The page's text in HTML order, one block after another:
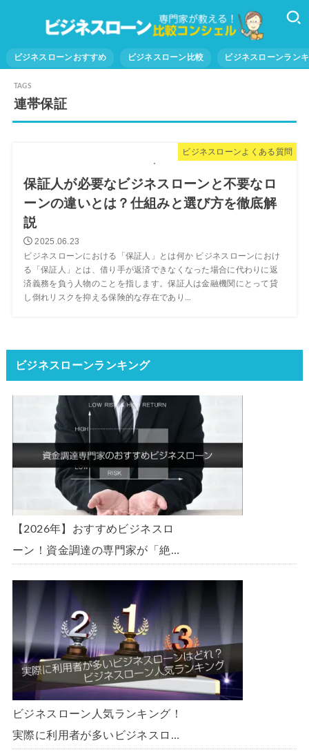
ビジネスローンおすすめ ビジネスローン比較 ビジネスローンラン
連帯保証
ビジネスローンよくある質問
保証人が必要なビジネスローンと不要なロ
ーンの違いとは？仕組みと選び方を徹底解
説
2025.06.23
ビジネスローンにおける「保証人」とは何か ビジネスローンにおけ
る「保証人」とは、借り手が返済できなくなった場合に代わりに返
済義務を負う人物のことを指します。保証人は金融機関にとって貸
し倒れリスクを抑える保険的な存在であり...
ビジネスローンランキング
【2026年】おすすめビジネスロ
ーン！資金調達の専門家が「絶
ーン・事業者ローン・商工ローン
ランキング
ビジネスローン人気ランキング！
実際に利用者が多いビジネスロー